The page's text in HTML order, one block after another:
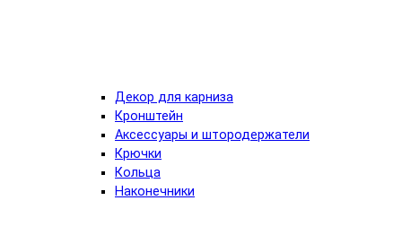
Декор для карниза
Кронштейн
Аксессуары и штородержатели
Крючки
Кольца
Наконечники